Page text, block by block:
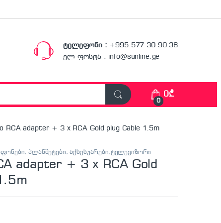
ტელეფონი : +995 577 30 90 38
ელ-ფოსტა : info@sunline.ge
0
0₾
RCA adapter + 3 x RCA Gold plug Cable 1.5m
პლანშეტები, აქსესუარები,ტელევიზორი
adapter + 3 x RCA Gold